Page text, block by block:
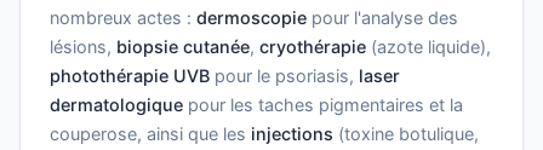
nombreux actes : dermoscopie pour l'analyse des
lésions, biopsie cutanée, cryothérapie (azote liquide),
photothérapie UVB pour le psoriasis, laser
dermatologique pour les taches pigmentaires et la
couperose, ainsi que les injections (toxine botulique,